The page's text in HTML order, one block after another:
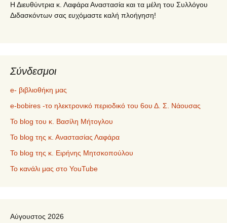
Η Διευθύντρια κ. Λαφάρα Αναστασία και τα μέλη του Συλλόγου
Διδασκόντων σας ευχόμαστε καλή πλοήγηση!
Σύνδεσμοι
e- βιβλιοθήκη μας
e-bobires -το ηλεκτρονικό περιοδικό του 6ου Δ. Σ. Νάουσας
To blog του κ. Βασίλη Μήτογλου
Το blog της κ. Αναστασίας Λαφάρα
Το blog της κ. Ειρήνης Μητσκοπούλου
Το κανάλι μας στο YouTube
Αύγουστος 2026